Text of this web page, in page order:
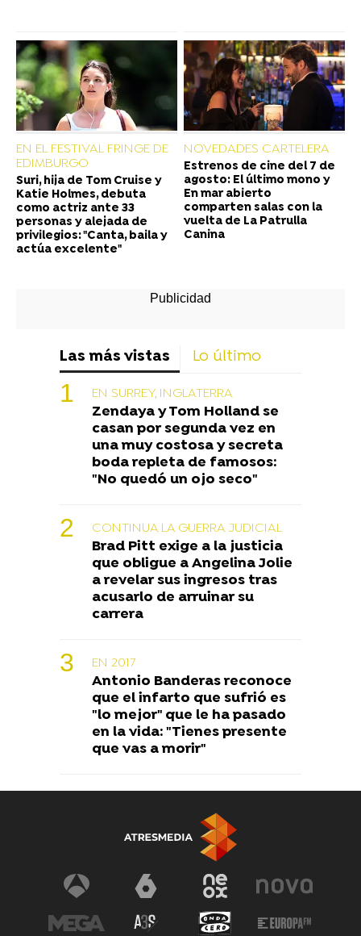
EN EL FESTIVAL FRINGE DE
EDIMBURGO
Suri, hija de Tom Cruise y
Katie Holmes, debuta
como actriz ante 33
personas y alejada de
privilegios: "Canta, baila y
actúa excelente"
NOVEDADES CARTELERA
Estrenos de cine del 7 de
agosto: El último mono y
En mar abierto
comparten salas con la
vuelta de La Patrulla
Canina
Las más vistas Lo último
EN SURREY, INGLATERRA
Zendaya y Tom Holland se
casan por segunda vez en
una muy costosa y secreta
boda repleta de famosos:
"No quedó un ojo seco"
CONTINUA LA GUERRA JUDICIAL
Brad Pitt exige a la justicia
que obligue a Angelina Jolie
a revelar sus ingresos tras
acusarlo de arruinar su
carrera
EN 2017
Antonio Banderas reconoce
que el infarto que sufrió es
"lo mejor" que le ha pasado
en la vida: "Tienes presente
que vas a morir"